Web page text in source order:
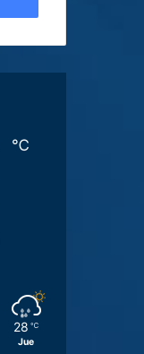
℃
28 ℃
Jue